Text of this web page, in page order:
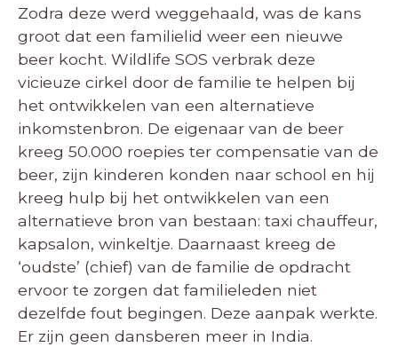
Zodra deze werd weggehaald, was de kans
groot dat een familielid weer een nieuwe
beer kocht. Wildlife SOS verbrak deze
vicieuze cirkel door de familie te helpen bij
het ontwikkelen van een alternatieve
inkomstenbron. De eigenaar van de beer
kreeg 50.000 roepies ter compensatie van de
beer, zijn kinderen konden naar school en hij
kreeg hulp bij het ontwikkelen van een
alternatieve bron van bestaan: taxi chauffeur,
kapsalon, winkeltje. Daarnaast kreeg de
‘oudste’ (chief) van de familie de opdracht
ervoor te zorgen dat familieleden niet
dezelfde fout begingen. Deze aanpak werkte.
Er zijn geen dansberen meer in India.